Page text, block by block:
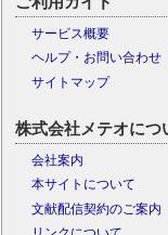
サービス概要
ヘルプ・お問い合わせ
サイトマップ
株式会社メテオにつ
会社案内
本サイトについて
文献配信契約のご案内